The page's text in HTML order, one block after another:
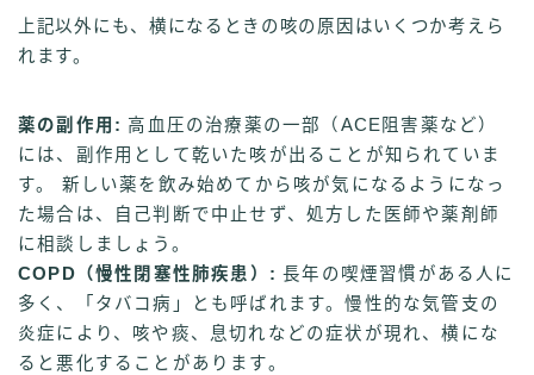
上記以外にも、横になるときの咳の原因はいくつか考えら
れます。
薬の副作用: 高血圧の治療薬の一部（ACE阻害薬など）
には、副作用として乾いた咳が出ることが知られていま
す。 新しい薬を飲み始めてから咳が気になるようになっ
た場合は、自己判断で中止せず、処方した医師や薬剤師
に相談しましょう。
COPD（慢性閉塞性肺疾患）: 長年の喫煙習慣がある人に
多く、「タバコ病」とも呼ばれます。慢性的な気管支の
炎症により、咳や痰、息切れなどの症状が現れ、横にな
ると悪化することがあります。